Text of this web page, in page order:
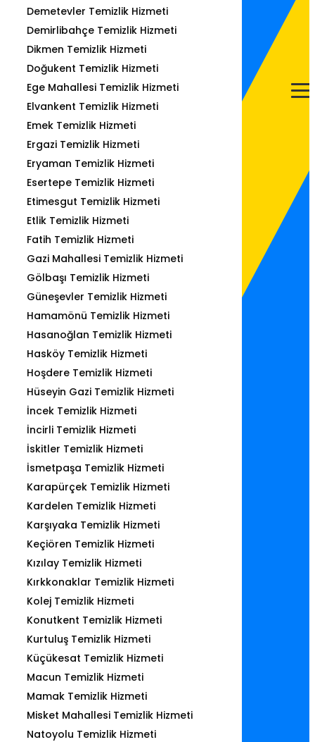
Demetevler Temizlik Hizmeti
Demirlibahçe Temizlik Hizmeti
Dikmen Temizlik Hizmeti
Doğukent Temizlik Hizmeti
Ege Mahallesi Temizlik Hizmeti
Elvankent Temizlik Hizmeti
Emek Temizlik Hizmeti
Ergazi Temizlik Hizmeti
Eryaman Temizlik Hizmeti
Esertepe Temizlik Hizmeti
Etimesgut Temizlik Hizmeti
Etlik Temizlik Hizmeti
Fatih Temizlik Hizmeti
Gazi Mahallesi Temizlik Hizmeti
Gölbaşı Temizlik Hizmeti
Güneşevler Temizlik Hizmeti
Hamamönü Temizlik Hizmeti
Hasanoğlan Temizlik Hizmeti
Hasköy Temizlik Hizmeti
Hoşdere Temizlik Hizmeti
Hüseyin Gazi Temizlik Hizmeti
İncek Temizlik Hizmeti
İncirli Temizlik Hizmeti
İskitler Temizlik Hizmeti
İsmetpaşa Temizlik Hizmeti
Karapürçek Temizlik Hizmeti
Kardelen Temizlik Hizmeti
Karşıyaka Temizlik Hizmeti
Keçiören Temizlik Hizmeti
Kızılay Temizlik Hizmeti
Kırkkonaklar Temizlik Hizmeti
Kolej Temizlik Hizmeti
Konutkent Temizlik Hizmeti
Kurtuluş Temizlik Hizmeti
Küçükesat Temizlik Hizmeti
Macun Temizlik Hizmeti
Mamak Temizlik Hizmeti
Misket Mahallesi Temizlik Hizmeti
Natoyolu Temizlik Hizmeti